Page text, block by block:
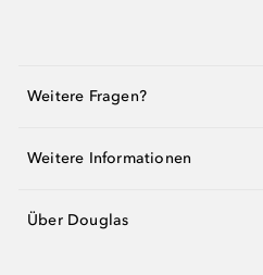
Weitere Fragen?
Weitere Informationen
Über Douglas